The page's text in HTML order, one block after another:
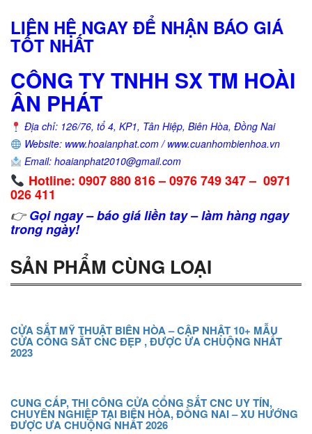
LIÊN HỆ NGAY ĐỂ NHẬN BÁO GIÁ
TỐT NHẤT
CÔNG TY TNHH SX TM HOÀI
ÂN PHÁT
Địa chỉ: 126/76, tổ 4, KP1, Tân Hiệp, Biên Hòa, Đồng Nai
Website: www.hoaianphat.com / www.cuanhombienhoa.vn
Email: hoaianphat2010@gmail.com
Hotline: 0907 880 816 – 0976 749 347 – 0971
026 411
👉 Gọi ngay – báo giá liền tay – làm hàng ngay
trong ngày!
SẢN PHẨM CÙNG LOẠI
CỬA SẮT MỸ THUẬT BIÊN HÒA – CẬP NHẬT 10+ MẪU
CỬA CỔNG SẮT CNC ĐẸP , ĐƯỢC ƯA CHUỘNG NHẤT
2023
CUNG CẤP, THI CÔNG CỬA CỔNG SẮT CNC UY TÍN,
CHUYÊN NGHIỆP TẠI BIÊN HÒA, ĐỒNG NAI – XU HƯỚNG
ĐƯỢC ƯA CHUỘNG NHẤT 2026